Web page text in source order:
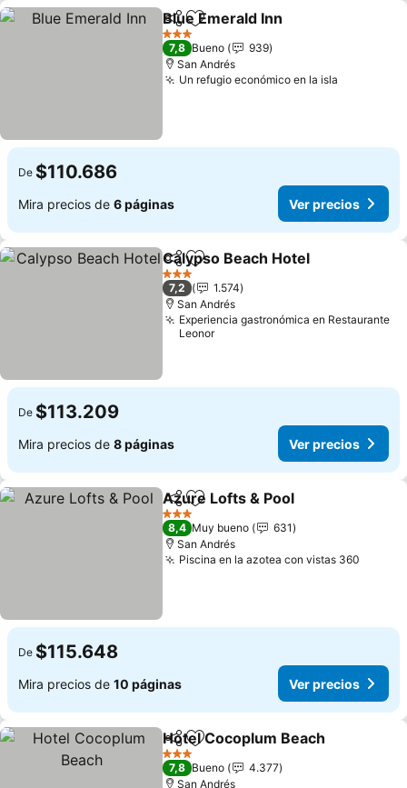
CompartirAgregar a favoritos
Blue Emerald Inn
3 Estrellas
7,8 Bueno
939
San Andrés
Un refugio económico en la isla
De $110.686
Mira precios de 6 páginas Ver precios
CompartirAgregar a favoritos
Calypso Beach Hotel
3 Estrellas
7,2
1.574
San Andrés
Experiencia gastronómica en Restaurante
Leonor
De $113.209
Mira precios de 8 páginas Ver precios
CompartirAgregar a favoritos
Azure Lofts & Pool
3 Estrellas
8,4 Muy bueno
631
San Andrés
Piscina en la azotea con vistas 360
De $115.648
Mira precios de 10 páginas Ver precios
CompartirAgregar a favoritos
Hotel Cocoplum Beach
3 Estrellas
7,8 Bueno
4.377
San Andrés